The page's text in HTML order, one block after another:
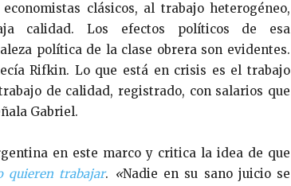
clásicos, al trabajo heterogéneo,
calidad. Los efectos políticos de esa
política de la clase obrera son evidentes.
Rifkin. Lo que está en crisis es el trabajo
de calidad, registrado, con salarios que
Gabriel.
en este marco y critica la idea de que
quieren trabajar. «Nadie en su sano juicio se